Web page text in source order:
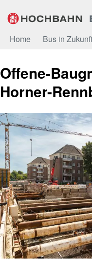
Inhalt
Home Bus in Zukunft
Offene-
Horner-